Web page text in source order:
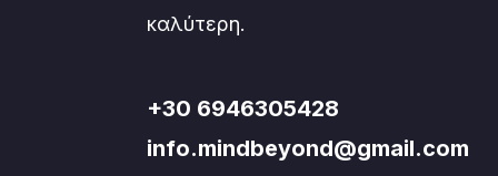
ελεύθερα.
Αυτή την εβδομάδα θα δουλέψουμε με
καλύτερη.
+30 6946305428
info.mindbeyond@gmail.com